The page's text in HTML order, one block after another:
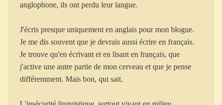
anglophone, ils ont perdu leur langue.
J'écris presque uniquement en anglais pour mon blogue.
Je me dis souvent que je devrais aussi écrire en français.
Je trouve qu'en écrivant et en lisant en français, que
j'active une autre partie de mon cerveau et que je pense
différemment. Mais bon, qui sait.